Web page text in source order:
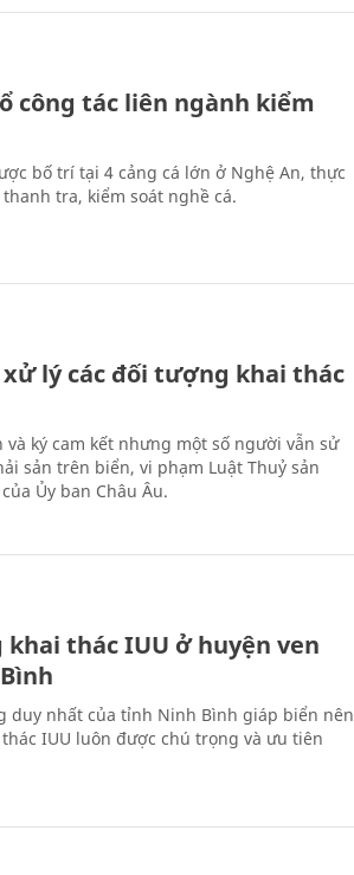
công tác liên ngành kiểm
bố trí tại 4 cảng cá lớn ở Nghệ An, thực
tra, kiểm soát nghề cá.
lý các đối tượng khai thác
ký cam kết nhưng một số người vẫn sử
sản trên biển, vi phạm Luật Thuỷ sản
Ủy ban Châu Âu.
thác IUU ở huyện ven
duy nhất của tỉnh Ninh Bình giáp biển nên
IUU luôn được chú trọng và ưu tiên